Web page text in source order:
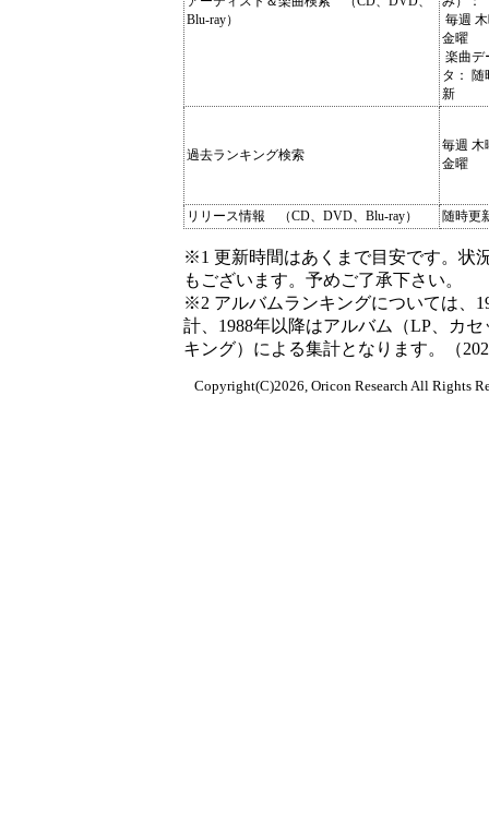
Blu-ray）
毎週
金曜
楽曲デ
タ： 随
新
過去ランキング検索
毎週 木
金曜
リリース情報 （CD、DVD、Blu-ray） 随時更
※1 更新時間はあくまで目安です。状
もございます。予めご了承下さい。
※2 アルバムランキングについては、
計、1988年以降はアルバム（LP、カ
キング）による集計となります。（
Copyright(C)2026, Oricon Research All Rights